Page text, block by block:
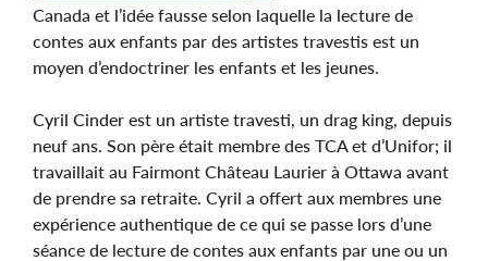
Canada et l’idée fausse selon laquelle la lecture de
contes aux enfants par des artistes travestis est un
moyen d’endoctriner les enfants et les jeunes.
Cyril Cinder est un artiste travesti, un drag king, depuis
neuf ans. Son père était membre des TCA et d’Unifor; il
travaillait au Fairmont Château Laurier à Ottawa avant
de prendre sa retraite. Cyril a offert aux membres une
expérience authentique de ce qui se passe lors d’une
séance de lecture de contes aux enfants par une ou un